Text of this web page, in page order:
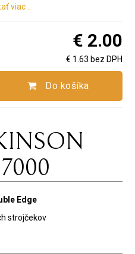
viac ..
€ 2.00
€ 1.63 bez DPH
Do košíka
Edge
strojčekov